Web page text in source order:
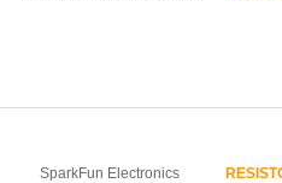
SparkFun Electronics